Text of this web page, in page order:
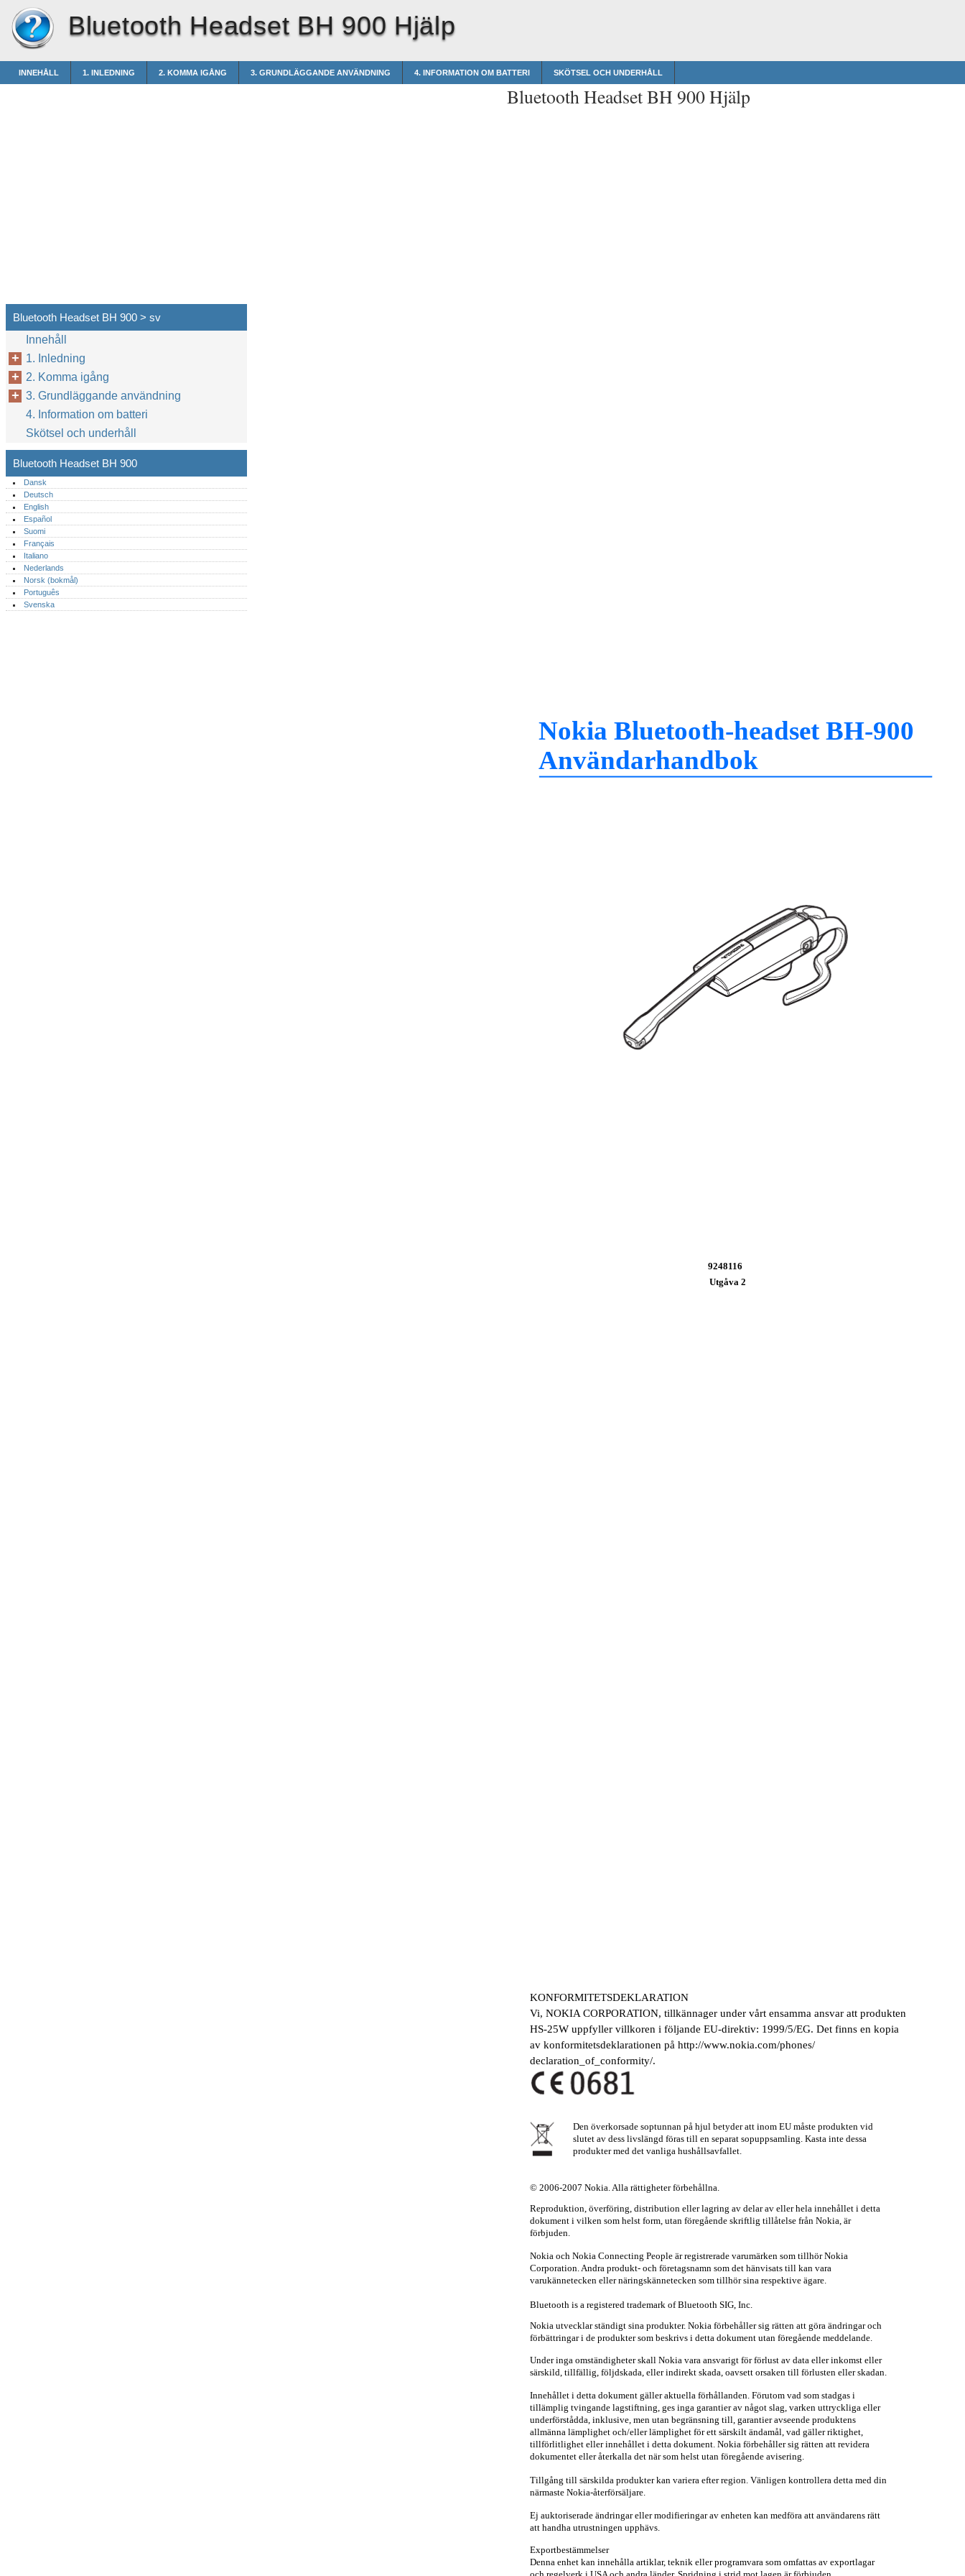
Bluetooth Headset BH 900 Hjälp
INNEHÅLL 1. INLEDNING 2. KOMMA IGÅNG 3. GRUNDLÄGGANDE ANVÄNDNING 4. INFORMATION OM BATTERI SKÖTSEL OCH UNDERHÅLL
Bluetooth Headset BH 900 Hjälp
Nokia Bluetooth-headset BH-900
Användarhandbok
9248116
Utgåva 2
KONFORMITETSDEKLARATION
Vi, NOKIA CORPORATION, tillkännager under vårt ensamma ansvar att produkten
HS-25W uppfyller villkoren i följande EU-direktiv: 1999/5/EG. Det finns en kopia
av konformitetsdeklarationen på http://www.nokia.com/phones/
declaration_of_conformity/.
Den överkorsade soptunnan på hjul betyder att inom EU måste produkten vid
slutet av dess livslängd föras till en separat sopuppsamling. Kasta inte dessa
produkter med det vanliga hushållsavfallet.
© 2006-2007 Nokia. Alla rättigheter förbehållna.
Reproduktion, överföring, distribution eller lagring av delar av eller hela innehållet i detta
dokument i vilken som helst form, utan föregående skriftlig tillåtelse från Nokia, är
förbjuden.
Nokia och Nokia Connecting People är registrerade varumärken som tillhör Nokia
Corporation. Andra produkt- och företagsnamn som det hänvisats till kan vara
varukännetecken eller näringskännetecken som tillhör sina respektive ägare.
Bluetooth is a registered trademark of Bluetooth SIG, Inc.
Nokia utvecklar ständigt sina produkter. Nokia förbehåller sig rätten att göra ändringar och
förbättringar i de produkter som beskrivs i detta dokument utan föregående meddelande.
Under inga omständigheter skall Nokia vara ansvarigt för förlust av data eller inkomst eller
särskild, tillfällig, följdskada, eller indirekt skada, oavsett orsaken till förlusten eller skadan.
Innehållet i detta dokument gäller aktuella förhållanden. Förutom vad som stadgas i
tillämplig tvingande lagstiftning, ges inga garantier av något slag, varken uttryckliga eller
underförstådda, inklusive, men utan begränsning till, garantier avseende produktens
allmänna lämplighet och/eller lämplighet för ett särskilt ändamål, vad gäller riktighet,
tillförlitlighet eller innehållet i detta dokument. Nokia förbehåller sig rätten att revidera
dokumentet eller återkalla det när som helst utan föregående avisering.
Tillgång till särskilda produkter kan variera efter region. Vänligen kontrollera detta med din
närmaste Nokia-återförsäljare.
Ej auktoriserade ändringar eller modifieringar av enheten kan medföra att användarens rätt
att handha utrustningen upphävs.
Exportbestämmelser
Denna enhet kan innehålla artiklar, teknik eller programvara som omfattas av exportlagar
Bluetooth Headset BH 900 > sv
Innehåll
1. Inledning
2. Komma igång
3. Grundläggande användning
4. Information om batteri
Skötsel och underhåll
Bluetooth Headset BH 900
Dansk
Deutsch
English
Español
Suomi
Français
Italiano
Nederlands
Norsk (bokmål)‎
Português‎
Svenska